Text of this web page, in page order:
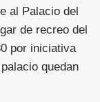
al Palacio del
de recreo del
por iniciativa
quedan